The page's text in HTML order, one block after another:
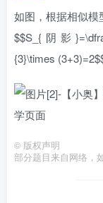
如图，根据相似模
$$S_{阴影
{3}\times
© 版权声明
部分题目来自网络，